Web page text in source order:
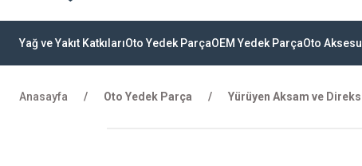
Yağ ve Yakıt KatkılarıOto Yedek ParçaOEM Yedek ParçaOto
Anasayfa Oto Yedek Parça Yürüyen Aksam ve